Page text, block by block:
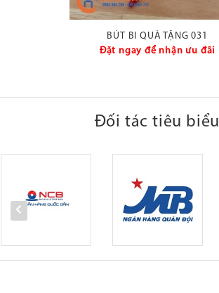
BÚT BI QUÀ TẶNG 031
Đặt ngay để nhận ưu đãi
Đối tác tiêu biểu